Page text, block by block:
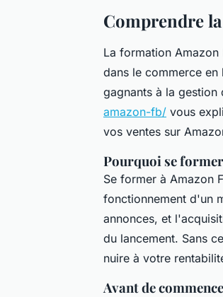
Comprendre
La formation Amazon
dans le commerce
gagnants à la gestion
amazon-fb/ vous
vos ventes sur
Pourquoi se
Se former à Amazon
fonctionnement d'un
annonces, et
du lancement. Sans
nuire à votre
Avant de